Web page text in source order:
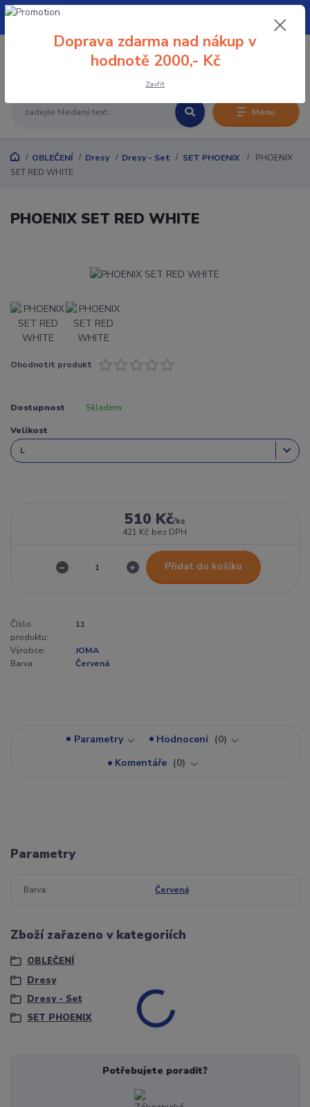
Menu
+420 608 032 114
OBLEČENÍ Dresy Dresy - Set SET PHOENIX
PHOENIX
SET RED WHITE
PHOENIX SET RED WHITE
Ohodnotit produkt
Dostupnost Skladem
Velikost
510 Kč/ks
421 Kč bez DPH
Přidat do košíku
Číslo
produktu:
11
Výrobce:
JOMA
Barva:
Červená
Parametry Hodnocení
0
Komentáře
0
Parametry
Barva Červená
Zboží zařazeno v kategoriích
OBLEČENÍ
Dresy
Dresy - Set
SET PHOENIX
Potřebujete poradit?
Doprava zdarma nad nákup v
hodnotě 2000,- Kč
Zavřít